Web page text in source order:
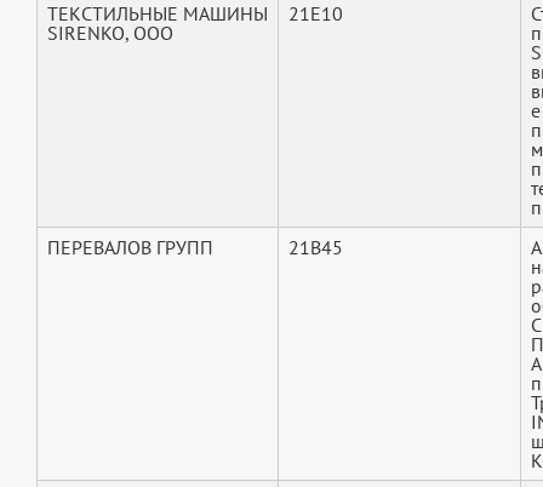
ТЕКСТИЛЬНЫЕ МАШИНЫ
SIRENKO, ООО
21E10
ПЕРЕВАЛОВ ГРУПП
21B45